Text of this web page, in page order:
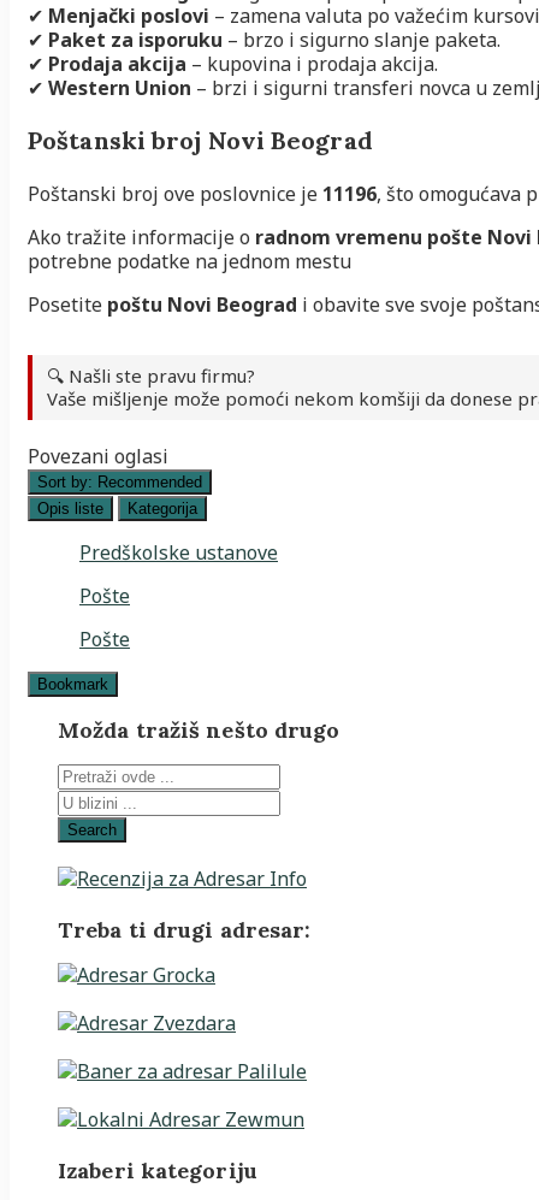
✔ Menjački poslovi – zamena valuta po važećim
✔ Paket za isporuku – brzo i sigurno slanje paketa.
✔ Prodaja akcija – kupovina i prodaja akcija.
✔ Western Union – brzi i sigurni transferi novca u
Poštanski broj Novi Beograd
Poštanski broj ove poslovnice je 11196, što omogućava
Ako tražite informacije o radnom vremenu pošte Novi
potrebne podatke na jednom mestu
Posetite poštu Novi Beograd i obavite sve svoje
🔍 Našli ste pravu firmu?
Vaše mišljenje može pomoći nekom komšiji da donese
Povezani oglasi
Sort by: Recommended
Opis liste
Kategorija
Predškolske ustanove
Pošte
Pošte
Bookmark
Možda tražiš nešto drugo
Search
Treba ti drugi adresar:
Izaberi kategoriju